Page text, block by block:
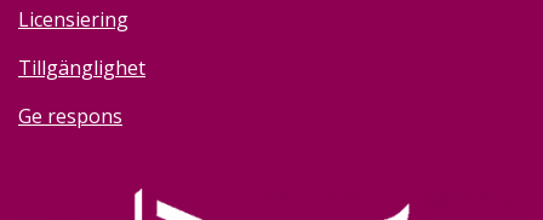
Licensiering
Tillgänglighet
Ge respons